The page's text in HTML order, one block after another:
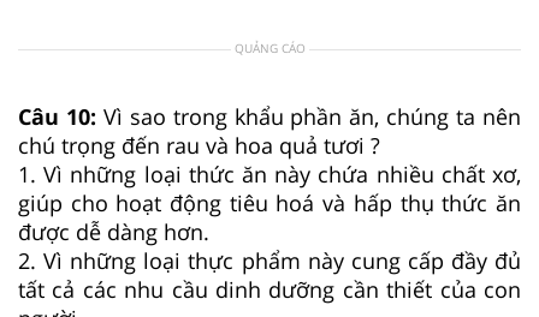
QUẢNG CÁO
Câu 10: Vì sao trong khẩu phần ăn, chúng ta nên
chú trọng đến rau và hoa quả tươi ?
1. Vì những loại thức ăn này chứa nhiều chất xơ,
giúp cho hoạt động tiêu hoá và hấp thụ thức ăn
được dễ dàng hơn.
2. Vì những loại thực phẩm này cung cấp đầy đủ
tất cả các nhu cầu dinh dưỡng cần thiết của con